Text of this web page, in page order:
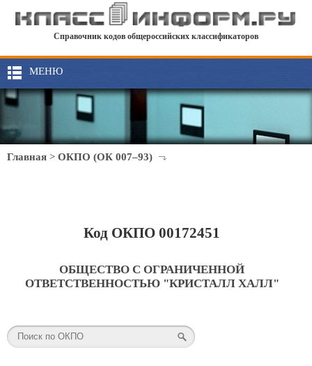
Справочник кодов общероссийских классификаторов
МЕНЮ
Главная > ОКПО (ОК 007–93)
Код ОКПО 00172451
ОБЩЕСТВО С ОГРАНИЧЕННОЙ
ОТВЕТСТВЕННОСТЬЮ "КРИСТАЛЛ ХАЛЛ"